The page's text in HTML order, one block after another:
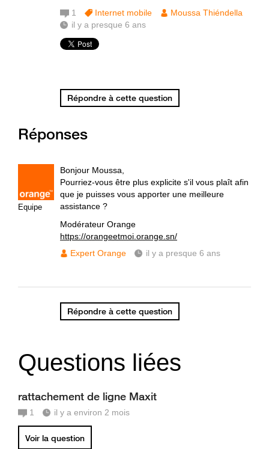
1 Internet mobile
Moussa Thiéndella
il y a presque 6 ans
Répondre à cette question
Réponses
Equipe
Bonjour Moussa,
Pourriez-vous être plus explicite s'il vous plaît afin
que je puisses vous apporter une meilleure
assistance ?
Modérateur Orange
https://orangeetmoi.orange.sn/
Expert Orange
il y a presque 6 ans
Répondre à cette question
Questions liées
rattachement de ligne Maxit
1 il y a environ 2 mois
Voir la question